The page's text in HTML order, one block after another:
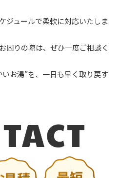
ジュールで柔軟に対応いたしま
困りの際は、ぜひ一度ご相談く
お湯”を、一日も早く取り戻す